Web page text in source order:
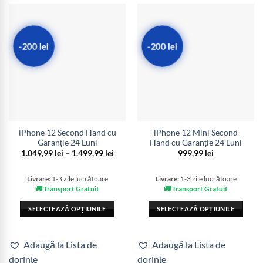
-200 lei
iPhone 12 Second Hand cu
Garanție 24 Luni
1.049,99 lei – 1.499,99 leiInterval
1.499,99 lei
Livrare:1-3 zile lucrătoare
🚚 Transport Gratuit
SELECTEAZĂ OPȚIUNILE
are
Adaugă la Lista de
dorințe
-200 lei
iPhone 12 Mini Second
Hand cu Garanție 24 Luni
999,99 lei
Livrare:1-3 zile lucrătoare
🚚 Transport Gratuit
SELECTEAZĂ OPȚIUNILE
are
Adaugă la Lista de
dorințe